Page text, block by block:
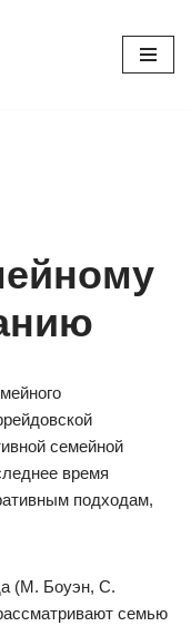
семейной
время
подходам,
(М. Боуэн, С.
семью